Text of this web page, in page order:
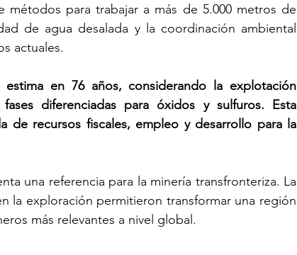
métodos para trabajar a más de 5.000 metros de
de agua desalada y la coordinación ambiental
actuales.
en 76 años, considerando la explotación
diferenciadas para óxidos y sulfuros. Esta
de recursos fiscales, empleo y desarrollo para la
una referencia para la minería transfronteriza. La
la exploración permitieron transformar una región
más relevantes a nivel global.